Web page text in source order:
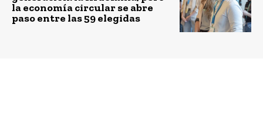
la economía circular se abre
paso entre las 59 elegidas